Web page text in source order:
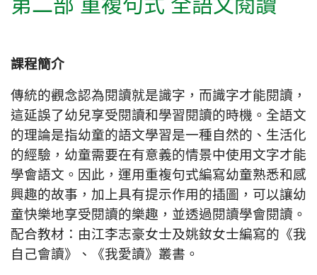
第二部 重複句式 全語文閱讀
課程簡介
傳統的觀念認為閱讀就是識字，而識字才能閱讀，
這延誤了幼兒享受閱讀和學習閱讀的時機。全語文
的理論是指幼童的語文學習是一種自然的、生活化
的經驗，幼童需要在有意義的情景中使用文字才能
學會語文。因此，運用重複句式編寫幼童熟悉和感
興趣的故事，加上具有提示作用的插圖，可以讓幼
童快樂地享受閱讀的樂趣，並透過閱讀學會閱讀。
配合教材：由江李志豪女士及姚釹女士編寫的《我
自己會讀》、《我愛讀》叢書。